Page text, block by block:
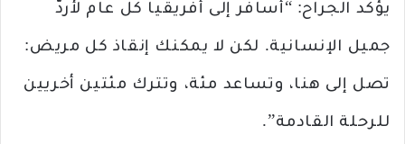
يؤكد الجراح: “أسافر إلى أفريقيا كل عام لأردّ
جميل الإنسانية. لكن لا يمكنك إنقاذ كل مريض:
تصل إلى هنا، وتساعد مئة، وتترك مئتين أخريين
للرحلة القادمة”.